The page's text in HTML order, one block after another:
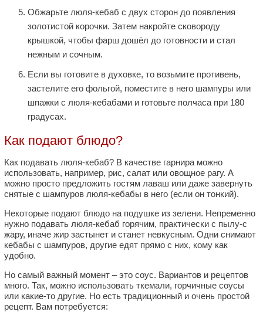
Обжарьте люля-кебаб с двух сторон до появления
золотистой корочки. Затем накройте сковороду
крышкой, чтобы фарш дошёл до готовности и стал
нежным и сочным.
Если вы готовите в духовке, то возьмите противень,
застелите его фольгой, поместите в него шампуры или
шпажки с люля-кебабами и готовьте полчаса при 180
градусах.
Как подают блюдо?
Как подавать люля-кебаб? В качестве гарнира можно
использовать, например, рис, салат или овощное рагу. А
можно просто предложить гостям лаваш или даже завернуть
снятые с шампуров люля-кебабы в него (если он тонкий).
Некоторые подают блюдо на подушке из зелени. Непременно
нужно подавать люля-кебаб горячим, практически с пылу-с
жару, иначе жир застынет и станет невкусным. Одни снимают
кебабы с шампуров, другие едят прямо с них, кому как
удобно.
Но самый важный момент – это соус. Вариантов и рецептов
много. Так, можно использовать ткемали, горчичные соусы
или какие-то другие. Но есть традиционный и очень простой
рецепт. Вам потребуется: